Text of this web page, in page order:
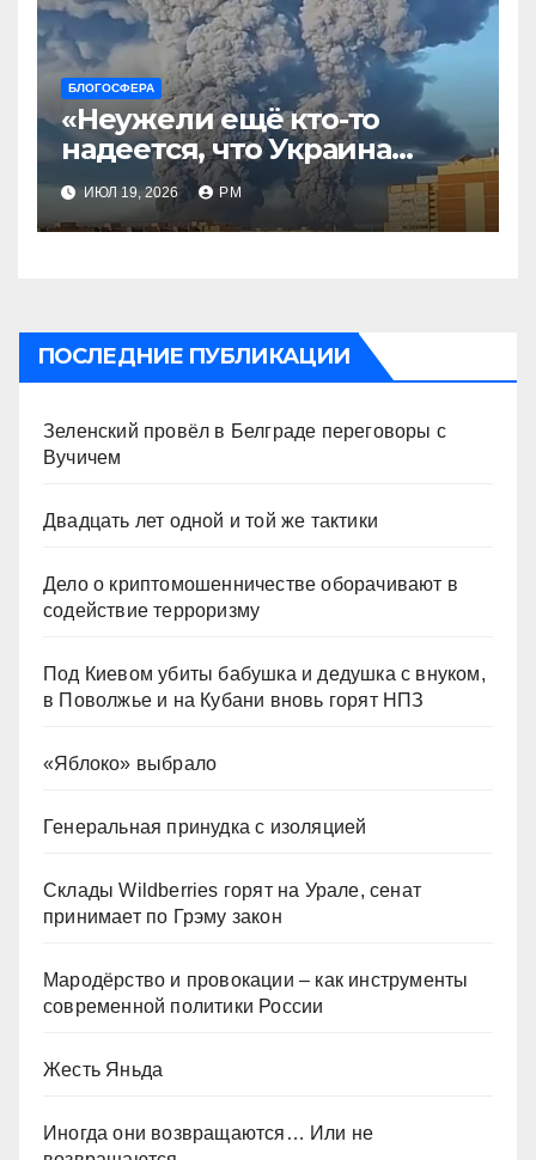
БЛОГОСФЕРА
«Неужели ещё кто-то
надеется, что Украина
будет действовать
непоследовательно?»
ИЮЛ 19, 2026 РМ
ПОСЛЕДНИЕ ПУБЛИКАЦИИ
Зеленский провёл в Белграде переговоры с
Вучичем
Двадцать лет одной и той же тактики
Дело о криптомошенничестве оборачивают в
содействие терроризму
Под Киевом убиты бабушка и дедушка с внуком,
в Поволжье и на Кубани вновь горят НПЗ
«Яблоко» выбрало
Генеральная принудка с изоляцией
Склады Wildberries горят на Урале, сенат
принимает по Грэму закон
Мародёрство и провокации – как инструменты
современной политики России
Жесть Яньда
Иногда они возвращаются… Или не